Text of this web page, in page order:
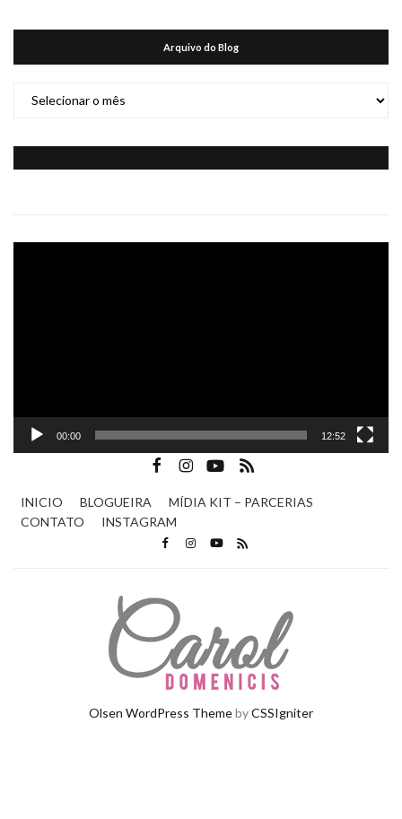
Arquivo do Blog
00:00 12:52
INICIO BLOGUEIRA
MÍDIA KIT – PARCERIAS
CONTATO
INSTAGRAM
Olsen WordPress ThemebyCSSIgniter